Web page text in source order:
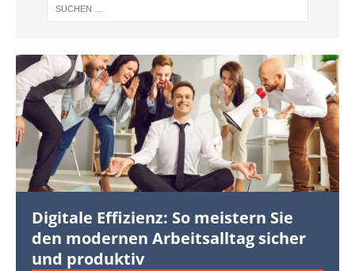
Digitale Effizienz: So meistern Sie
den modernen Arbeitsalltag sicher
und produktiv